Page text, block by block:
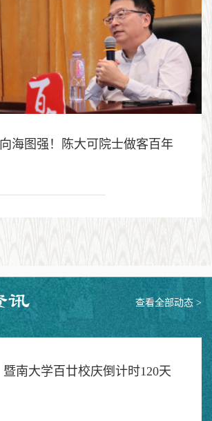
海图强！陈大可院士做客百年
查看全部动态 >
南大学百廿校庆倒计时120天